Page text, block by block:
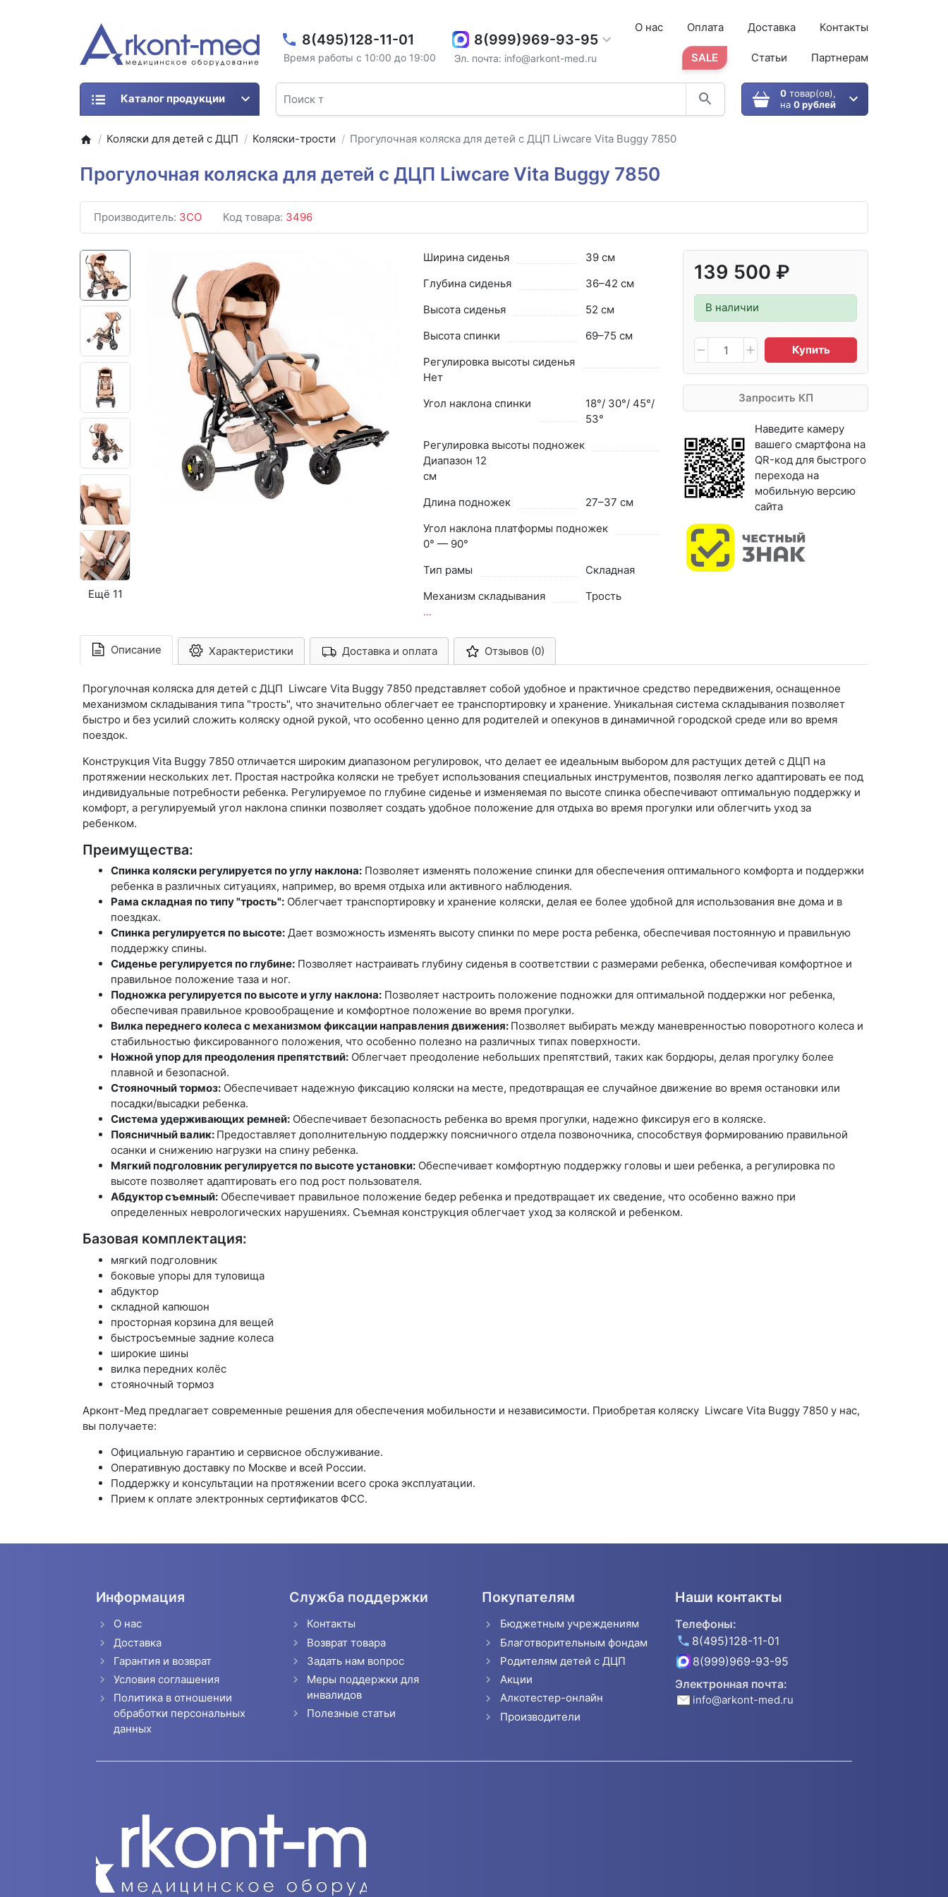
8(495)128-11-01
Время работы с 10:00 до 19:00
8(999)969-93-95
Эл. почта: info@arkont-med.ru
О нас Оплата Доставка Контакты
SALE Статьи Партнерам
0товар(ов),
на 0 рублей
Каталог продукции
Коляски для детей с ДЦП Коляски-трости Прогулочная коляска для детей с ДЦП Liwcare Vita Buggy 7850
Прогулочная коляска для детей с ДЦП Liwcare Vita Buggy 7850
Производитель: ЗСО Код товара: 3496
Ещё 11
139 500 ₽
В наличии
Купить
Запросить КП
Наведите камеру
вашего смартфона на
QR-код для быстрого
перехода на
мобильную версию
сайта
Ширина сиденья
39 см
Глубина сиденья
36–42 см
Высота сиденья
52 см
Высота спинки
69–75 см
Регулировка высоты сиденья
Нет
Угол наклона спинки
18°/ 30°/ 45°/
53°
Регулировка высоты подножек
Диапазон 12
см
Длина подножек
27–37 см
Угол наклона платформы подножек
0° — 90°
Тип рамы
Складная
Механизм складывания
Трость
...
Описание Характеристики Арконт-Мед Доставка и оплата Отзывов (0)
Прогулочная коляска для детей с ДЦП Liwcare Vita Buggy 7850 представляет собой удобное и практичное средство передвижения, оснащенное
механизмом складывания типа "трость", что значительно облегчает ее транспортировку и хранение. Уникальная система складывания позволяет
быстро и без усилий сложить коляску одной рукой, что особенно ценно для родителей и опекунов в динамичной городской среде или во время
поездок.
Конструкция Vita Buggy 7850 отличается широким диапазоном регулировок, что делает ее идеальным выбором для растущих детей с ДЦП на
протяжении нескольких лет. Простая настройка коляски не требует использования специальных инструментов, позволяя легко адаптировать ее под
индивидуальные потребности ребенка. Регулируемое по глубине сиденье и изменяемая по высоте спинка обеспечивают оптимальную поддержку и
комфорт, а регулируемый угол наклона спинки позволяет создать удобное положение для отдыха во время прогулки или облегчить уход за
ребенком.
Преимущества:
Спинка коляски регулируется по углу наклона: Позволяет изменять положение спинки для обеспечения оптимального комфорта и поддержки
ребенка в различных ситуациях, например, во время отдыха или активного наблюдения.
Рама складная по типу "трость": Облегчает транспортировку и хранение коляски, делая ее более удобной для использования вне дома и в
поездках.
Спинка регулируется по высоте: Дает возможность изменять высоту спинки по мере роста ребенка, обеспечивая постоянную и правильную
поддержку спины.
Сиденье регулируется по глубине: Позволяет настраивать глубину сиденья в соответствии с размерами ребенка, обеспечивая комфортное и
правильное положение таза и ног.
Подножка регулируется по высоте и углу наклона: Позволяет настроить положение подножки для оптимальной поддержки ног ребенка,
обеспечивая правильное кровообращение и комфортное положение во время прогулки.
Вилка переднего колеса с механизмом фиксации направления движения: Позволяет выбирать между маневренностью поворотного колеса и
стабильностью фиксированного положения, что особенно полезно на различных типах поверхности.
Ножной упор для преодоления препятствий: Облегчает преодоление небольших препятствий, таких как бордюры, делая прогулку более
плавной и безопасной.
Стояночный тормоз: Обеспечивает надежную фиксацию коляски на месте, предотвращая ее случайное движение во время остановки или
посадки/высадки ребенка.
Система удерживающих ремней: Обеспечивает безопасность ребенка во время прогулки, надежно фиксируя его в коляске.
Поясничный валик: Предоставляет дополнительную поддержку поясничного отдела позвоночника, способствуя формированию правильной
осанки и снижению нагрузки на спину ребенка.
Мягкий подголовник регулируется по высоте установки: Обеспечивает комфортную поддержку головы и шеи ребенка, а регулировка по
высоте позволяет адаптировать его под рост пользователя.
Абдуктор съемный: Обеспечивает правильное положение бедер ребенка и предотвращает их сведение, что особенно важно при
определенных неврологических нарушениях. Съемная конструкция облегчает уход за коляской и ребенком.
Базовая комплектация:
мягкий подголовник
боковые упоры для туловища
абдуктор
складной капюшон
просторная корзина для вещей
быстросъемные задние колеса
широкие шины
вилка передних колёс
стояночный тормоз
Арконт-Мед предлагает современные решения для обеспечения мобильности и независимости. Приобретая коляску Liwcare Vita Buggy 7850 у нас,
вы получаете:
Официальную гарантию и сервисное обслуживание.
Оперативную доставку по Москве и всей России.
Поддержку и консультации на протяжении всего срока эксплуатации.
Прием к оплате электронных сертификатов ФСС.
Информация
О нас
Доставка
Гарантия и возврат
Условия соглашения
Политика в отношении
обработки персональных
данных
Служба поддержки
Контакты
Возврат товара
Задать нам вопрос
Меры поддержки для
инвалидов
Полезные статьи
Покупателям
Бюджетным учреждениям
Благотворительным фондам
Родителям детей с ДЦП
Акции
Алкотестер-онлайн
Производители
Наши контакты
Телефоны:
8(495)128-11-01
8(999)969-93-95
Электронная почта:
info@arkont-med.ru